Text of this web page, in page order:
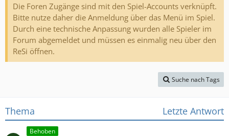
Die Foren Zugänge sind mit den Spiel-Accounts verknüpft.
Bitte nutze daher die Anmeldung über das Menü im Spiel.
Durch eine technische Anpassung wurden alle Spieler im
Forum abgemeldet und müssen es einmalig neu über den
ReSi öffnen.
Suche nach Tags
Thema Letzte Antwort
Behoben